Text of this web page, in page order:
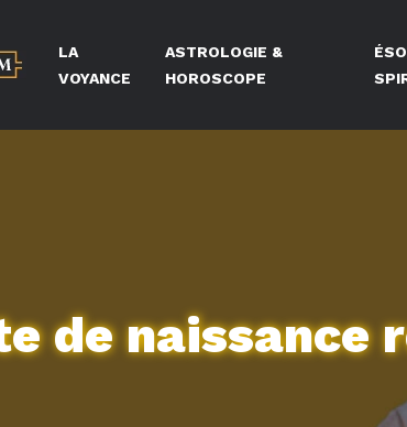
LA
VOYANCE
ASTROLOGIE &
HOROSCOPE
de naissance